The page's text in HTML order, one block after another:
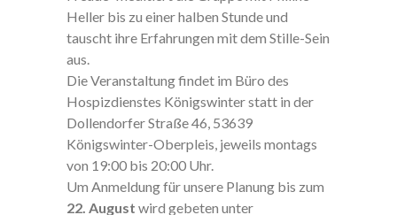
Heller bis zu einer halben Stunde und
tauscht ihre Erfahrungen mit dem Stille-Sein
aus.
Die Veranstaltung findet im Büro des
Hospizdienstes Königswinter statt in der
Dollendorfer Straße 46, 53639
Königswinter-Oberpleis, jeweils montags
von 19:00 bis 20:00 Uhr.
Um Anmeldung für unsere Planung bis zum
22. August wird gebeten unter